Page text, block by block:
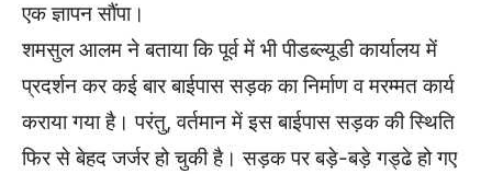
एक ज्ञापन सौंपा।
शमसुल आलम ने बताया कि पूर्व में भी पीडब्ल्यूडी कार्यालय में
प्रदर्शन कर कई बार बाईपास सड़क का निर्माण व मरम्मत कार्य
कराया गया है। परंतु, वर्तमान में इस बाईपास सड़क की स्थिति
फिर से बेहद जर्जर हो चुकी है। सड़क पर बड़े-बड़े गड्ढे हो गए